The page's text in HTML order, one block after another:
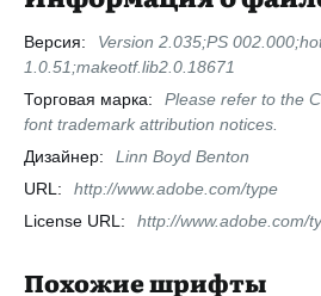
Версия:
Version 2.035;PS
1.0.51;makeotf.lib2.0.18671
Торговая марка:
Please refer to the
font trademark attribution notices.
Дизайнер:
Linn Boyd Benton
URL:
http://www.adobe.com/type
License URL:
http://www.adobe.com/
Похожие шрифты